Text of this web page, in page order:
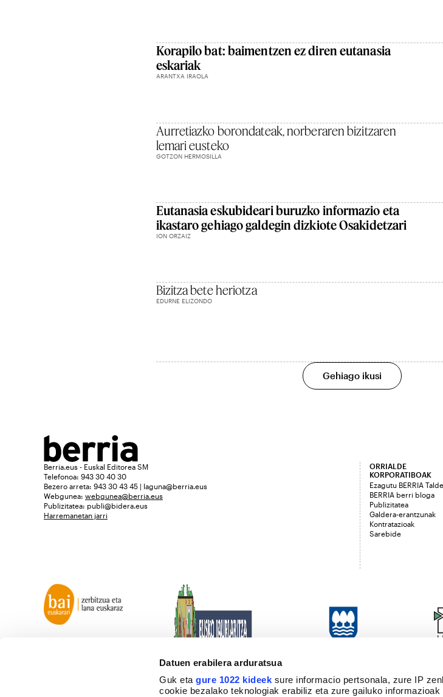
Datuen erabilera arduratsua
Guk etagure 1022 kideek sure informacio pertsonala, zure IP
cookie bezalako teknologiak erabiliz eta zure gailuko
Korapilo bat: baimentzen ez diren eutanasia
eskariak
ARANTXA IRAOLA
Aurretiazko borondateak, norberaren bizitzaren
lemari eusteko
GOTZON HERMOSILLA
Eutanasia eskubideari buruzko informazio eta
ikastaro gehiago galdegin dizkiote Osakidetzari
ION ORZAIZ
Bizitza bete heriotza
EDURNE ELIZONDO
Gehiago ikusi
Berria.eus - Euskal Editorea SM
Telefonoa: 943 30 40 30
Bezero arreta: 943 30 43 45 | laguna@berria.eus
Webgunea: webgunea@berria.eus
Publizitatea: publi@bidera.eus
Harremanetan jarri
ORRIALDE
KORPORATIBOAK
Ezagutu BERRIA
BERRIA berri bloga
Publizitatea
Galdera-erantzunak
Kontratazioak
Sarebide